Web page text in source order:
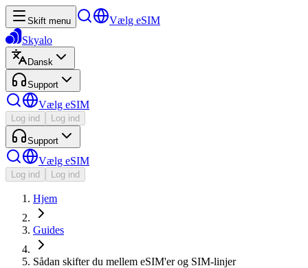
Skift menu
Vælg eSIM
Skyalo
Dansk
Support
Vælg eSIM
Log ind Log ind
Support
Vælg eSIM
Log ind Log ind
Hjem
Guides
Sådan skifter du mellem eSIM'er og SIM-linjer